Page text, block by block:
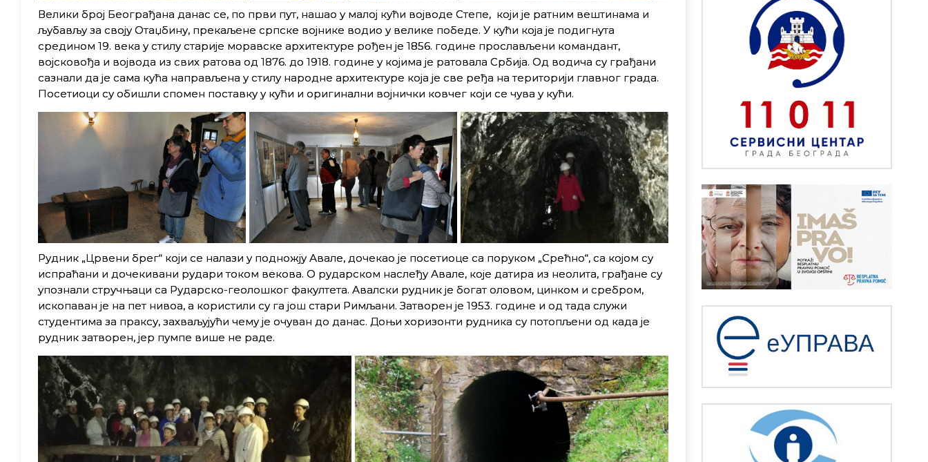
Велики број Београђана данас се, по први пут, нашaо у малој кући војводе Степе, који је ратним вештинама и
љубављу за своју Отаџбину, прекаљене српске војнике водио у велике победе. У кући која је подигнута
средином 19. века у стилу старије моравске архитектуре рођен је 1856. године прослављени командант,
војсковођа и војвода из свих ратова од 1876. до 1918. године у којима је ратовала Србија. Од водича су грађани
сазнали да је сама кућа направљена у стилу народне архитектуре која је све ређа на територији главног града.
Посетиоци су обишли спомен поставку у кући и оригинални војнички ковчег који се чува у кући.
Рудник „Црвени брег“ који се налази у подножју Авале, дочекао је посетиоце са поруком „Срећно“, са којом су
испраћани и дочекивани рудари током векова. О рударском наслеђу Авале, које датира из неолита, грађане су
упознали стручњаци са Рударско-геолошког факултета. Авалски рудник је богат оловом, цинком и сребром,
ископаван је на пет нивоа, а користили су га још стари Римљани. Затворен је 1953. године и од тада служи
студентима за праксу, захваљујући чему је очуван до данас. Доњи хоризонти рудника су потопљени од када је
рудник затворен, јер пумпе више не раде.